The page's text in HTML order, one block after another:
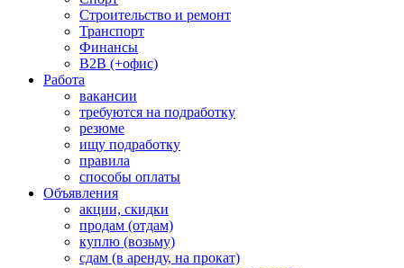
Строительство и ремонт
Транспорт
Финансы
B2B (+офис)
Работа
вакансии
требуются на подработку
резюме
ищу подработку
правила
способы оплаты
Объявления
акции, скидки
продам (отдам)
куплю (возьму)
сдам (в аренду, на прокат)